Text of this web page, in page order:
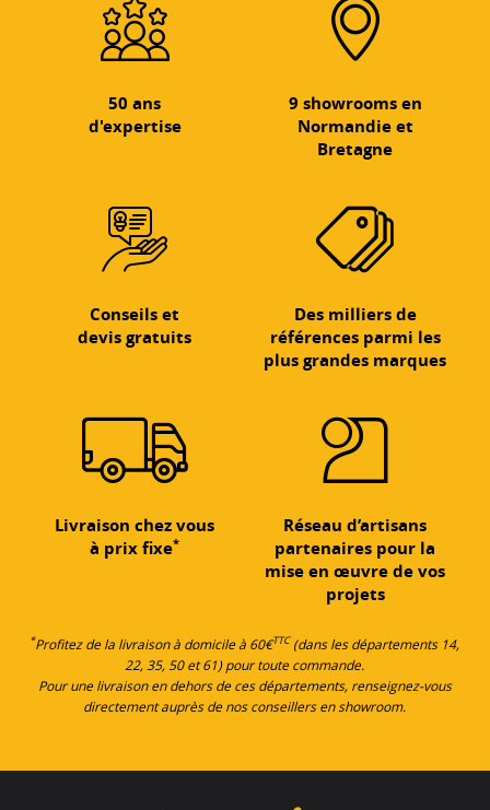
50 ans
d'expertise
9 showrooms en
Normandie et
Bretagne
Conseils et
devis gratuits
Des milliers de
références parmi les
plus grandes marques
Livraison chez vous
à prix fixe*
Réseau d’artisans
partenaires pour la
mise en œuvre de vos
projets
*Profitez de la livraison à domicile à 60€TTC(dans les départements 14,
22, 35, 50 et 61) pour toute commande.
Pour une livraison en dehors de ces départements, renseignez-vous
directement auprès de nos conseillers en showroom.